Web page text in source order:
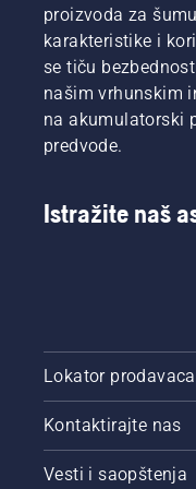
proizvoda za
karakteristike i
se tiču
našim vrhunskim
na akumulatorski
predvode.
Istražite naš
Lokator prodavaca
Kontaktirajte nas
Vesti i saopštenja